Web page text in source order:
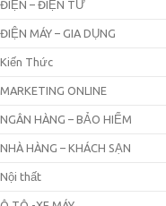
ĐIỆN – ĐIỆN TỬ
ĐIỆN MÁY – GIA DỤNG
Kiến Thức
MARKETING ONLINE
NGÂN HÀNG – BẢO HIỂM
NHÀ HÀNG – KHÁCH SẠN
Nội thất